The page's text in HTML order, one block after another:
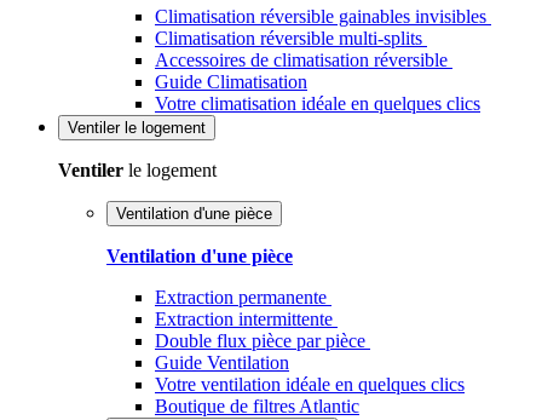
Climatisation réversible gainables invisibles
Climatisation réversible multi-splits
Accessoires de climatisation réversible
Guide Climatisation
Votre climatisation idéale en quelques clics
Ventiler le logement
Ventiler le logement
Ventilation d'une pièce
Ventilation d'une pièce
Extraction permanente
Extraction intermittente
Double flux pièce par pièce
Guide Ventilation
Votre ventilation idéale en quelques clics
Boutique de filtres Atlantic